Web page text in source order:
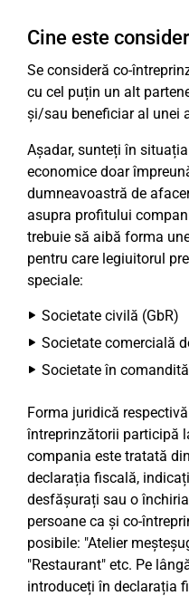
Cine este
Se consideră co-
cu cel puțin un alt
și/sau beneficiar al unei
Așadar, sunteți în
economice doar
dumneavoastră de
asupra profitului
trebuie să aibă forma
pentru care legiuitorul
speciale:
Societate civilă (GbR)
Societate comercială
Societate în
Forma juridică
întreprinzătorii participă
compania este tratată
declarația fiscală,
desfășurați sau o
persoane ca și co-
posibile: "Atelier
"Restaurant" etc. Pe
introduceți în declarația